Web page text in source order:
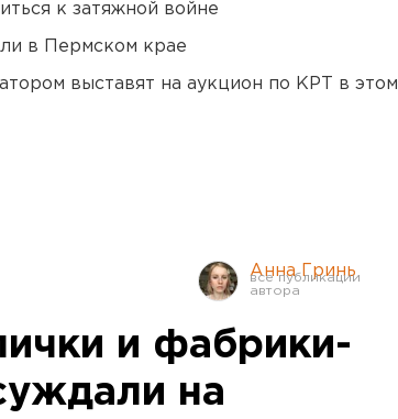
к затяжной войне
в Пермском крае
выставят на аукцион по КРТ в этом
Анна Гринь
и фабрики-
на